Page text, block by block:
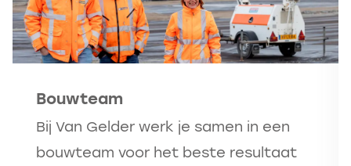
Bouwteam
Bij Van Gelder werk je samen in een
bouwteam voor het beste resultaat